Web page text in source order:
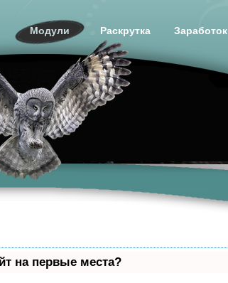
Модули Раскрутка Заработок
на первые места?